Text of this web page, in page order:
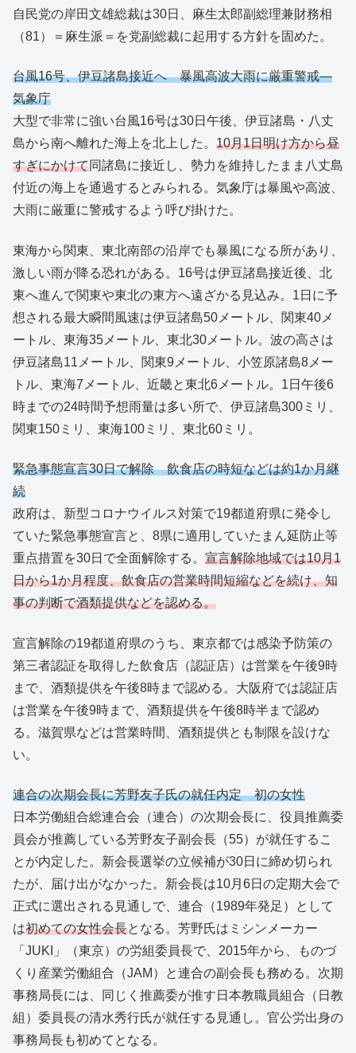
自民党の岸田文雄総裁は30日、麻生太郎副総理兼財務相
（81）＝麻生派＝を党副総裁に起用する方針を固めた。
台風16号、伊豆諸島接近へ 暴風高波大雨に厳重警戒―
気象庁
大型で非常に強い台風16号は30日午後、伊豆諸島・八丈
島から南へ離れた海上を北上した。 10月1日明け方から昼
すぎにかけて同諸島に接近し、勢力を維持したまま八丈島
付近の海上を通過するとみられる。気象庁は暴風や高波、
大雨に厳重に警戒するよう呼び掛けた。
東海から関東、東北南部の沿岸でも暴風になる所があり、
激しい雨が降る恐れがある。16号は伊豆諸島接近後、北
東へ進んで関東や東北の東方へ遠ざかる見込み。1日に予
想される最大瞬間風速は伊豆諸島50メートル、関東40メ
ートル、東海35メートル、東北30メートル。波の高さは
伊豆諸島11メートル、関東9メートル、小笠原諸島8メー
トル、東海7メートル、近畿と東北6メートル。1日午後6
時までの24時間予想雨量は多い所で、伊豆諸島300ミリ、
関東150ミリ、東海100ミリ、東北60ミリ。
緊急事態宣言30日で解除 飲食店の時短などは約1か月継
続
政府は、新型コロナウイルス対策で19都道府県に発令し
ていた緊急事態宣言と、8県に適用していたまん延防止等
重点措置を30日で全面解除する。 宣言解除地域では10月1
日から1か月程度、飲食店の営業時間短縮などを続け、知
事の判断で酒類提供などを認める。
宣言解除の19都道府県のうち、東京都では感染予防策の
第三者認証を取得した飲食店（認証店）は営業を午後9時
まで、酒類提供を午後8時まで認める。大阪府では認証店
は営業を午後9時まで、酒類提供を午後8時半まで認め
る。滋賀県などは営業時間、酒類提供とも制限を設けな
い。
連合の次期会長に芳野友子氏の就任内定 初の女性
日本労働組合総連合会（連合）の次期会長に、役員推薦委
員会が推薦している芳野友子副会長（55）が就任するこ
とが内定した。新会長選挙の立候補が30日に締め切られ
たが、届け出がなかった。新会長は10月6日の定期大会で
正式に選出される見通しで、連合（1989年発足）として
は初めての女性会長となる。芳野氏はミシンメーカー
「JUKI」（東京）の労組委員長で、2015年から、ものづ
くり産業労働組合（JAM）と連合の副会長も務める。次期
事務局長には、同じく推薦委が推す日本教職員組合（日教
組）委員長の清水秀行氏が就任する見通し。官公労出身の
事務局長も初めてとなる。